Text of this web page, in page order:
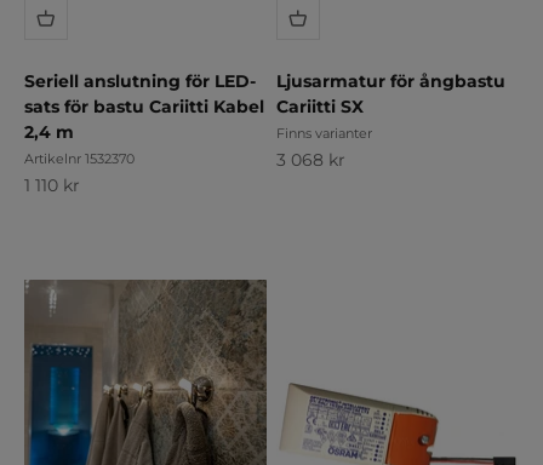
Seriell anslutning för LED-
sats för bastu Cariitti Kabel
2,4 m
Artikelnr 1532370
REA-pris
1 110 kr
Ljusarmatur för ångbastu
Cariitti SX
Finns varianter
REA-pris
3 068 kr